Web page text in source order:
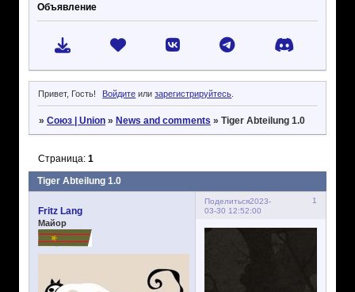
Объявление
Привет, Гость! Войдите илизарегистрируйтесь
» Союз | Union » News and comments » Tiger Abteilung 1.0
Tiger Abteilung 1.0
Страница: 1
Поделиться 1
2023-
03-30 12:52:00
Fritz Lang
Майор